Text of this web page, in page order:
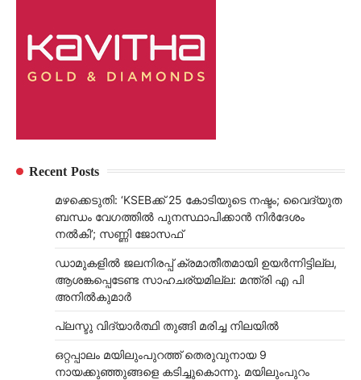
Recent Posts
മഴക്കെടുതി: ‘KSEBക്ക് 25 കോടിയുടെ നഷ്ടം; വൈദ്യുത
ബന്ധം വേഗത്തിൽ പുനസ്ഥാപിക്കാൻ നിർ​ദേശം
നൽകി’; സണ്ണി ജോസഫ്
ഡാമുകളില്‍ ജലനിരപ്പ് ക്രമാതീതമായി ഉയര്‍ന്നിട്ടില്ല,
ആശങ്കപ്പെടേണ്ട സാഹചര്യമില്ല: മന്ത്രി എ പി
അനില്‍കുമാര്‍
പ്ലസ്ടു വിദ്യാർത്ഥി തുങ്ങി മരിച്ച നിലയിൽ
ഒറ്റപ്പാലം മയിലുംപുറത്ത് തെരുവുനായ 9
നായക്കുഞ്ഞുങ്ങളെ കടിച്ചുകൊന്നു. മയിലുംപുറം